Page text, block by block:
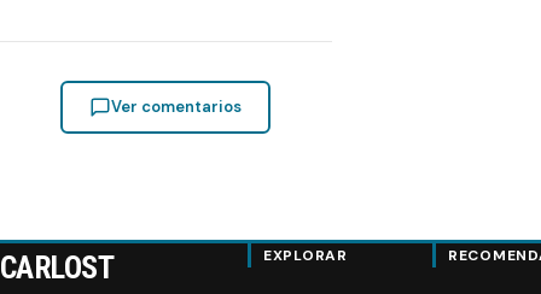
Ver comentarios
CARLOST EXPLORAR